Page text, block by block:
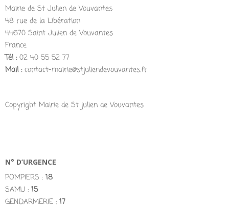
Mairie de St Julien de Vouvantes
48 rue de la Libération
44670 Saint Julien de Vouvantes
France
Tél :02 40 55 52 77
Mail :contact-mairie@stjuliendevouvantes.fr
Copyright Mairie de St julien de Vouvantes
N° D’URGENCE
POMPIERS : 18
SAMU : 15
GENDARMERIE : 17